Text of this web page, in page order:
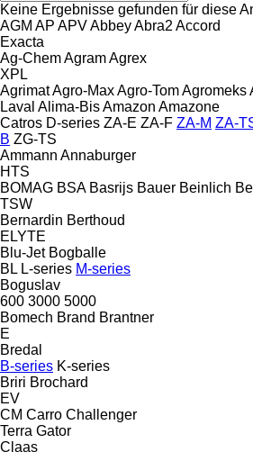
Keine Ergebnisse gefunden für diese
AGM AP APVAbbeyAbra2 Accord
Exacta
Ag-ChemAgramAgrex
XPL
AgrimatAgro-MaxAgro-TomAgromeks
Laval Alima-BisAmazon Amazone
Catros D-series ZA-E ZA-F ZA-M ZA-
B ZG-TS
Ammann Annaburger
HTS
BOMAG BSA Basrijs Bauer Beinlich
TSW
Bernardin Berthoud
ELYTE
Blu-Jet Bogballe
BL L-series M-series
Boguslav
600 3000 5000
Bomech Brand Brantner
E
Bredal
B-series K-series
Briri Brochard
EV
CM Carro Challenger
Terra Gator
Claas